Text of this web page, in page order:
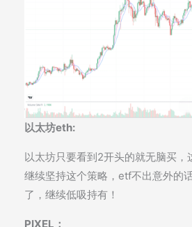
以太坊eth:
以太坊只要看到2开头的就无脑买，
继续坚持这个策略，etf不出意外的
了，继续低吸持有！
PIXEL：